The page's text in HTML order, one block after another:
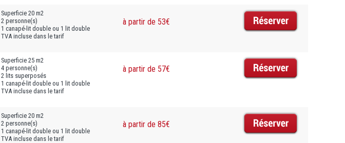
Superficie 20 m2
2 personne(s)
1 canapé-lit double ou 1 lit double
TVA incluse dans le tarif
à partir de 53€
Superficie 25 m2
4 personne(s)
2 lits superposés
1 canapé-lit double ou 1 lit double
TVA incluse dans le tarif
à partir de 57€
Superficie 20 m2
2 personne(s)
1 canapé-lit double ou 1 lit double
TVA incluse dans le tarif
à partir de 85€